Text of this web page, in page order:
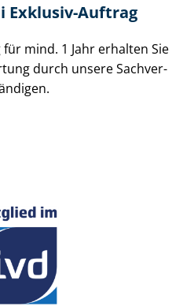
Exklusiv-Auftrag
mind. 1 Jahr erhalten Sie
durch unsere Sach­ver­